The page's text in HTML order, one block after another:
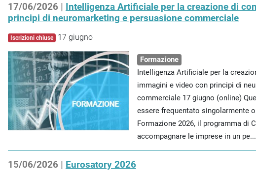
17/06/2026 | Intelligenza Artificiale per la creazione di
principi di neuromarketing e persuasione commerciale
Iscrizioni chiuse 17 giugno
Formazione
Intelligenza Artificiale per la
immagini e video con principi di
commerciale 17 giugno (online)
essere frequentato singolarmente
Formazione 2026, il programma di
accompagnare le imprese in un pe...
15/06/2026 | Eurosatory 2026